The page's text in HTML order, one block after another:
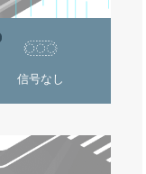
信号なし